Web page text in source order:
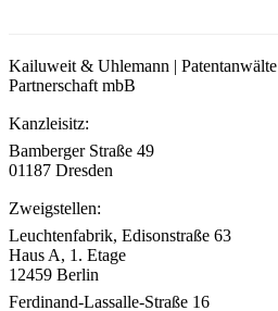
Kailuweit & Uhlemann | Patentanwälte
Partnerschaft mbB
Kanzleisitz:
Bamberger Straße 49
01187 Dresden
Zweigstellen:
Leuchtenfabrik, Edisonstraße 63
Haus A, 1. Etage
12459 Berlin
Ferdinand-Lassalle-Straße 16